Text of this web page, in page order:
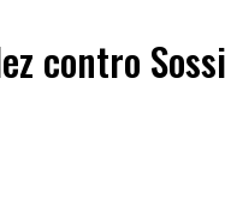
contro